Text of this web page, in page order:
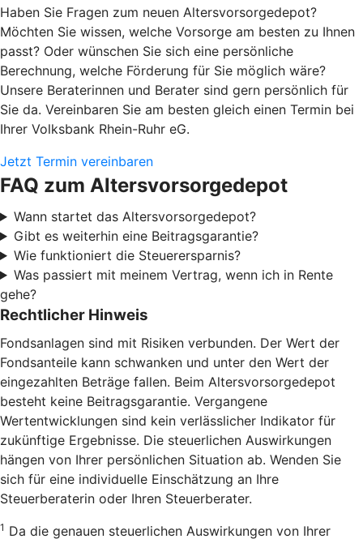
Haben Sie Fragen zum neuen Altersvorsorgedepot?
Möchten Sie wissen, welche Vorsorge am besten zu Ihnen
passt? Oder wünschen Sie sich eine persönliche
Berechnung, welche Förderung für Sie möglich wäre?
Unsere Beraterinnen und Berater sind gern persönlich für
Sie da. Vereinbaren Sie am besten gleich einen Termin bei
Ihrer Volksbank Rhein-Ruhr eG.
Jetzt Termin vereinbaren
FAQ zum Altersvorsorgedepot
Wann startet das Altersvorsorgedepot?
Gibt es weiterhin eine Beitragsgarantie?
Wie funktioniert die Steuerersparnis?
Was passiert mit meinem Vertrag, wenn ich in Rente
gehe?
Rechtlicher Hinweis
Fondsanlagen sind mit Risiken verbunden. Der Wert der
Fondsanteile kann schwanken und unter den Wert der
eingezahlten Beträge fallen. Beim Altersvorsorgedepot
besteht keine Beitragsgarantie. Vergangene
Wertentwicklungen sind kein verlässlicher Indikator für
zukünftige Ergebnisse. Die steuerlichen Auswirkungen
hängen von Ihrer persönlichen Situation ab. Wenden Sie
sich für eine individuelle Einschätzung an Ihre
Steuerberaterin oder Ihren Steuerberater.
1 Da die genauen steuerlichen Auswirkungen von Ihrer